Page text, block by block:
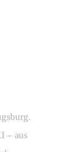
– aus